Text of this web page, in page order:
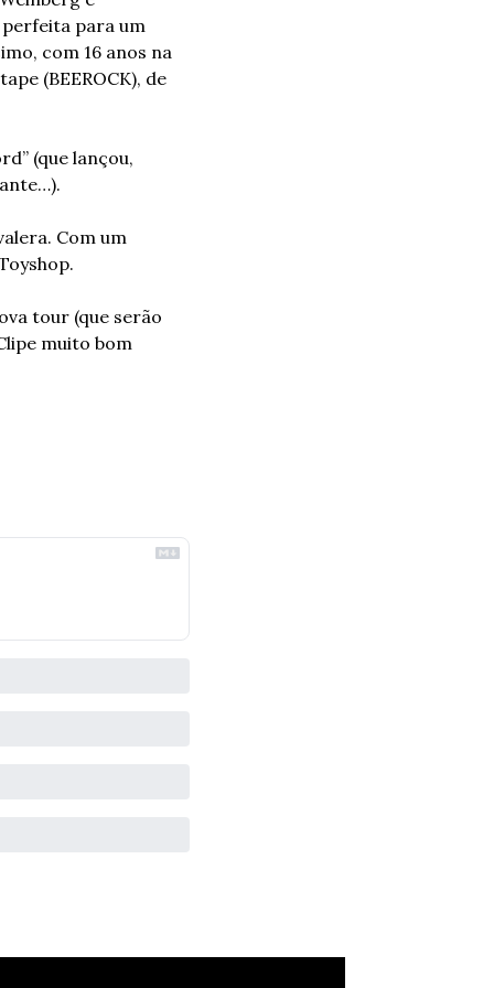
perfeita para um
com 16 anos na
(BEEROCK), de
(que lançou,
Com um
tour (que serão
muito bom